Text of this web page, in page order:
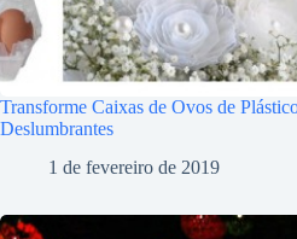
Transforme Caixas de Ovos de
Deslumbrantes
1 de fevereiro de 2019